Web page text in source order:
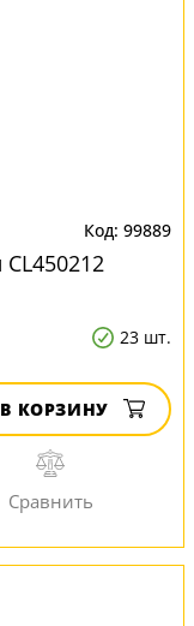
99889
23 шт.
В КОРЗИНУ